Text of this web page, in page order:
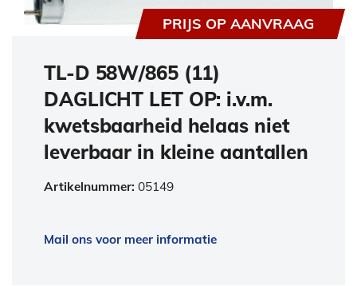
PRIJS OP AANVRAAG
TL-D 58W/865 (11)
DAGLICHT LET OP: i.v.m.
kwetsbaarheid helaas niet
leverbaar in kleine aantallen
Artikelnummer: 05149
Mail ons voor meer informatie